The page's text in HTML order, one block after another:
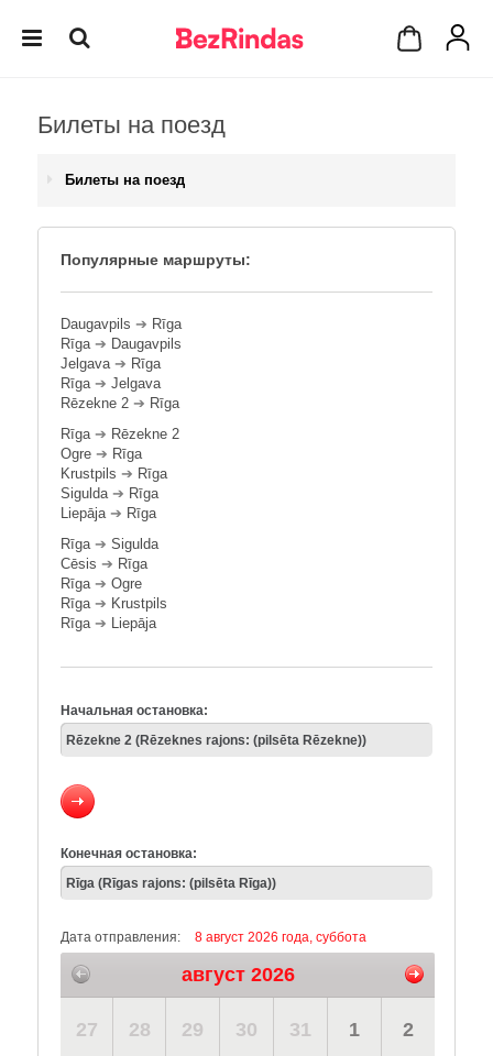
Билеты на поезд
Билеты на поезд
Популярные маршруты:
Daugavpils ➔ Rīga
Rīga➔ Daugavpils
Jelgava➔ Rīga
Rīga➔ Jelgava
Rēzekne 2 ➔ Rīga
Rīga➔ Rēzekne 2
Ogre ➔ Rīga
Krustpils ➔ Rīga
Sigulda➔ Rīga
Liepāja➔ Rīga
Rīga➔ Sigulda
Cēsis ➔ Rīga
Rīga➔ Ogre
Rīga➔ Krustpils
Rīga➔ Liepāja
Начальная остановка:
Конечная остановка:
Дата отправления: 8 август 2026 года, суббота
август 2026
27 28 29 30 31 1 2